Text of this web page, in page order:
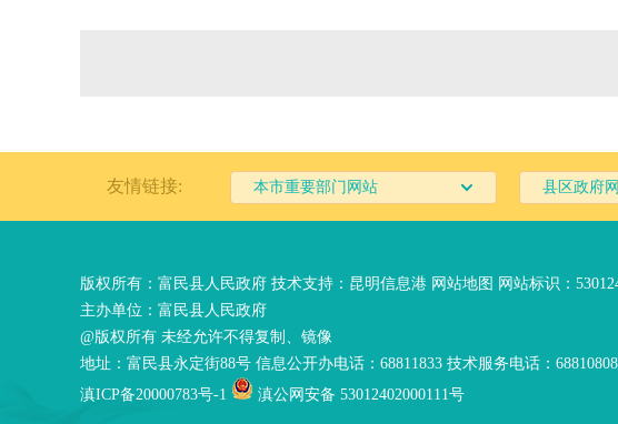
友情链接: 本市重要部门网站 县区政府
版权所有：富民县人民政府 技术支持： 昆明信息港 网站地图 网站标识：
主办单位：富民县人民政府
@版权所有 未经允许不得复制、镜像
地址：富民县永定街88号 信息公开办电话：68811833 技术服务电话：68810808
滇ICP备20000783号-1
滇公网安备 53012402000111号